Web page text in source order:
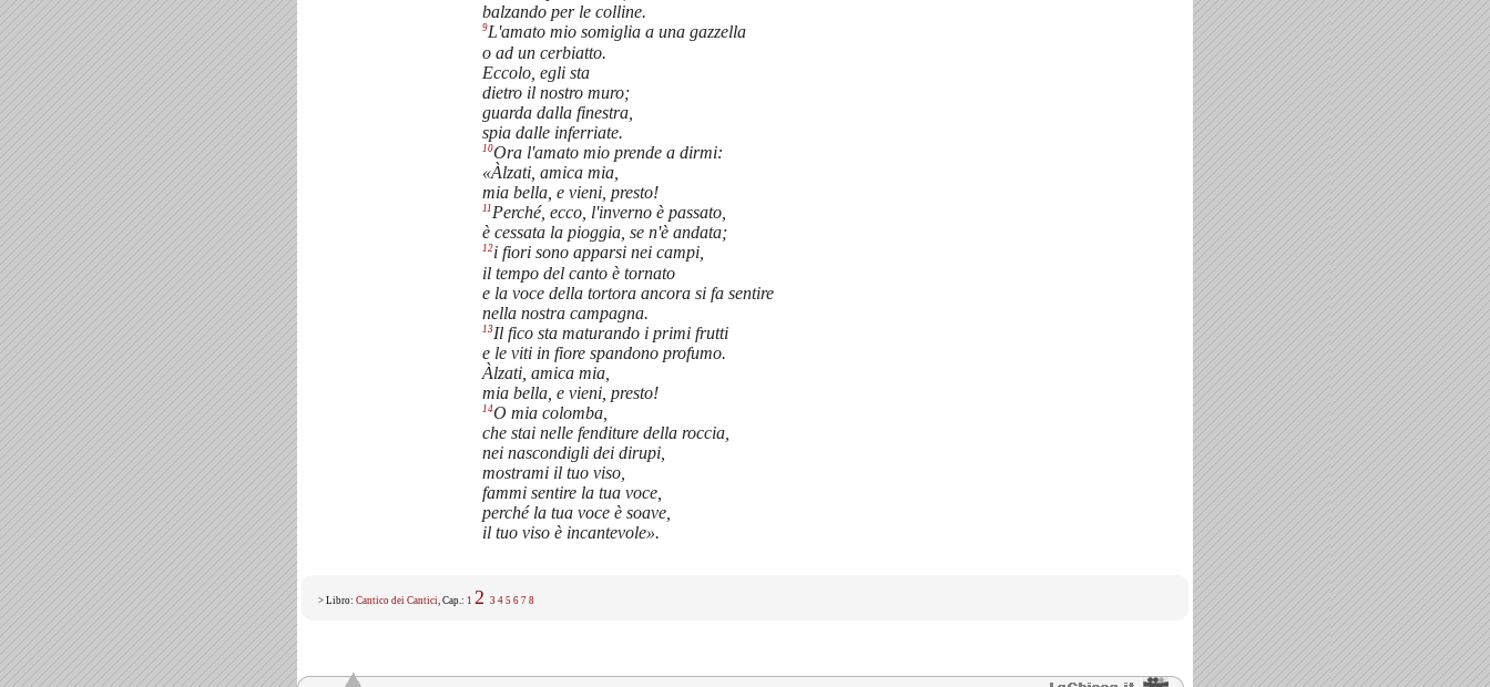
balzando per le colline.
9L'amato mio somiglia a una gazzella
o ad un cerbiatto.
Eccolo, egli sta
dietro il nostro muro;
guarda dalla finestra,
spia dalle inferriate.
10Ora l'amato mio prende a dirmi:
«Àlzati, amica mia,
mia bella, e vieni, presto!
11 Perché, ecco, l'inverno è passato,
è cessata la pioggia, se n'è andata;
12i fiori sono apparsi nei campi,
il tempo del canto è tornato
e la voce della tortora ancora si fa sentire
nella nostra campagna.
13Il fico sta maturando i primi frutti
e le viti in fiore spandono profumo.
Àlzati, amica mia,
mia bella, e vieni, presto!
14O mia colomba,
che stai nelle fenditure della roccia,
nei nascondigli dei dirupi,
mostrami il tuo viso,
fammi sentire la tua voce,
perché la tua voce è soave,
il tuo viso è incantevole».
> Libro: Cantico dei Cantici, Cap.: 1 2 3 4 5 6 7 8